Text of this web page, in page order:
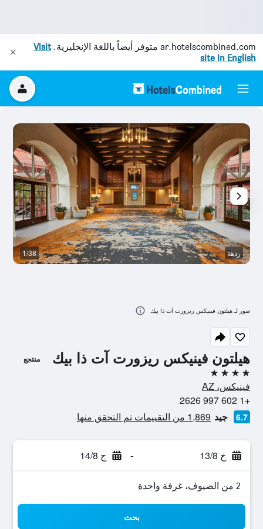
ar.hotelscombined.com متوفر أيضاً باللغة الإنجليزية.Visit
site in English
هيلتون فينيكس ريزورت آت ذا بيك منتجع
4 نجوم
فينيكس، AZ
+1 602 997 2626
6.7 جيد 1,869 من التقييمات تم التحقق منها
خ 13/8 - ج 14/8
2 من الضيوف، غرفة واحدة
بحث
ردهة 1/38
صور لـ هيلتون فينيكس ريزورت آت ذا بيك